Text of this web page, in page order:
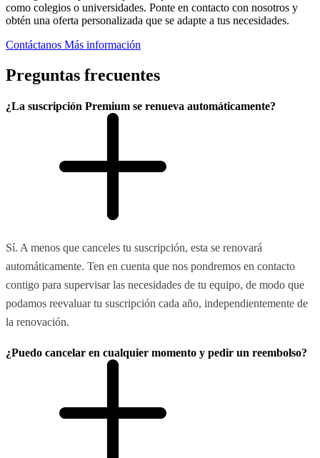
como colegios o universidades. Ponte en contacto con nosotros y
obtén una oferta personalizada que se adapte a tus necesidades.
Contáctanos Más información
Preguntas frecuentes
¿La suscripción Premium se renueva automáticamente?
Sí. A menos que canceles tu suscripción, esta se renovará
automáticamente. Ten en cuenta que nos pondremos en contacto
contigo para supervisar las necesidades de tu equipo, de modo que
podamos reevaluar tu suscripción cada año, independientemente de
la renovación.
¿Puedo cancelar en cualquier momento y pedir un reembolso?